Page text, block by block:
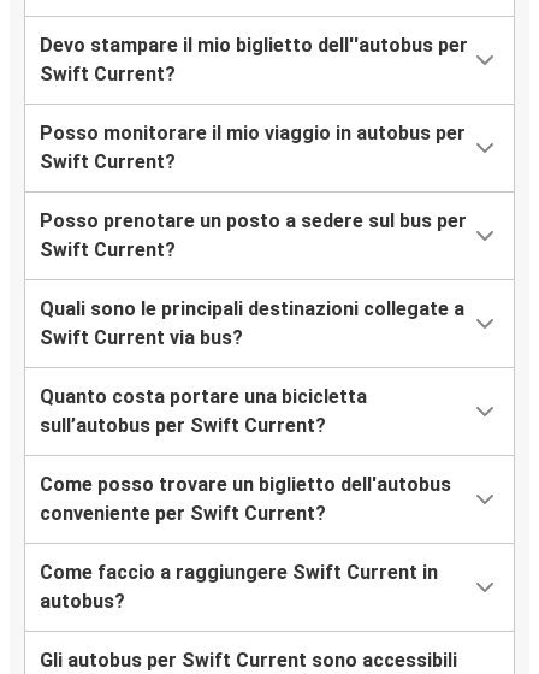
Devo stampare il mio biglietto dell''autobus per
Swift Current?
Posso monitorare il mio viaggio in autobus per
Swift Current?
Posso prenotare un posto a sedere sul bus per
Swift Current?
Quali sono le principali destinazioni collegate a
Swift Current via bus?
Quanto costa portare una bicicletta
sull’autobus per Swift Current?
Come posso trovare un biglietto dell'autobus
conveniente per Swift Current?
Come faccio a raggiungere Swift Current in
autobus?
Gli autobus per Swift Current sono accessibili